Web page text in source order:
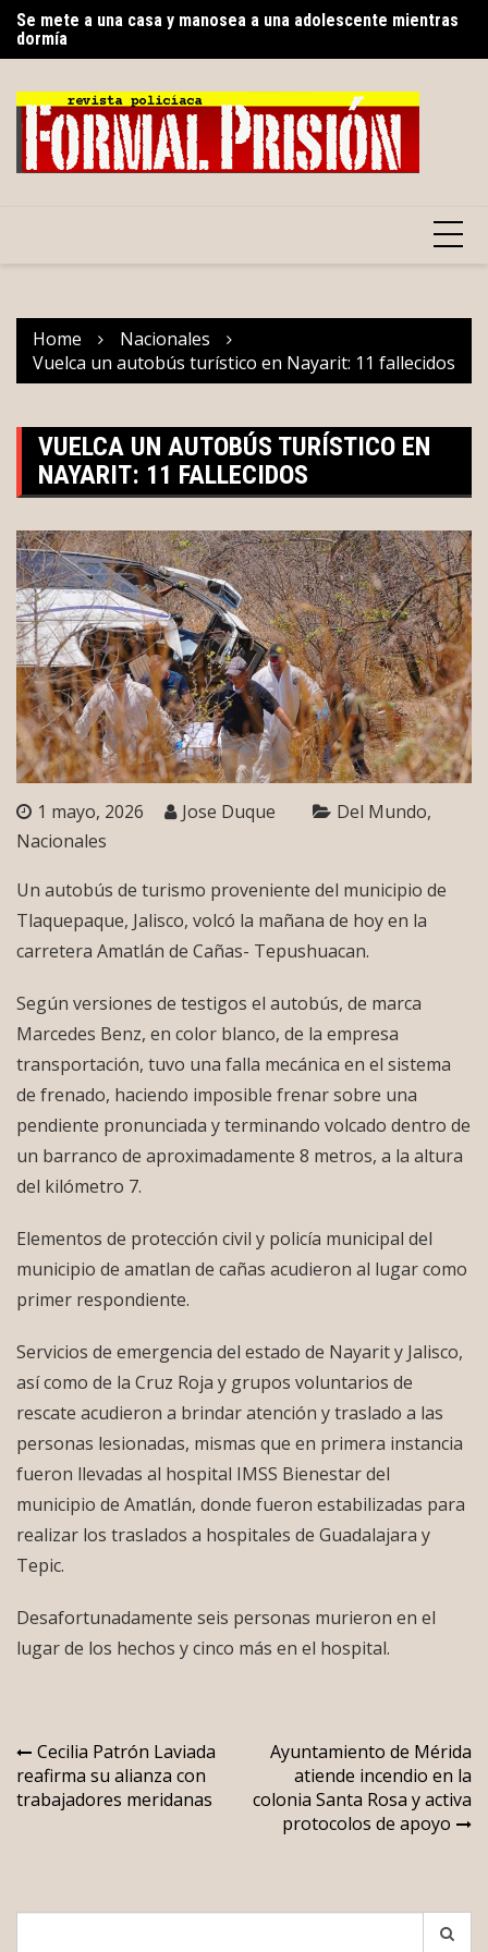
Skip
content
Se mete a una casa y manosea a una adolescente mientras
dormía
Torrencial lluvia en el centro de Mérida: récord de 134.4 mm
Home
Nacionales
Vuelca un autobús turístico en Nayarit: 11 fallecidos
VUELCA UN AUTOBÚS TURÍSTICO EN
NAYARIT: 11 FALLECIDOS
1 mayo, 2026 Jose Duque
Del Mundo
Nacionales
Un autobús de turismo proveniente del municipio de
Tlaquepaque, Jalisco, volcó la mañana de hoy en la
carretera Amatlán de Cañas- Tepushuacan.
Según versiones de testigos el autobús, de marca
Marcedes Benz, en color blanco, de la empresa
transportación, tuvo una falla mecánica en el sistema
de frenado, haciendo imposible frenar sobre una
pendiente pronunciada y terminando volcado dentro de
un barranco de aproximadamente 8 metros, a la altura
del kilómetro 7.
Elementos de protección civil y policía municipal del
municipio de amatlan de cañas acudieron al lugar como
primer respondiente.
Servicios de emergencia del estado de Nayarit y Jalisco,
así como de la Cruz Roja y grupos voluntarios de
rescate acudieron a brindar atención y traslado a las
personas lesionadas, mismas que en primera instancia
fueron llevadas al hospital IMSS Bienestar del
municipio de Amatlán, donde fueron estabilizadas para
realizar los traslados a hospitales de Guadalajara y
Tepic.
Desafortunadamente seis personas murieron en el
lugar de los hechos y cinco más en el hospital.
Navegación
de
Cecilia Patrón Laviada
reafirma su alianza con
trabajadores meridanas
Ayuntamiento de Mérida
atiende incendio en la
colonia Santa Rosa y activa
protocolos de apoyo